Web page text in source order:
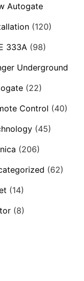
Autogate
(120)
333A (98)
Underground
(22)
Control (40)
(45)
(206)
(62)
(14)
(8)